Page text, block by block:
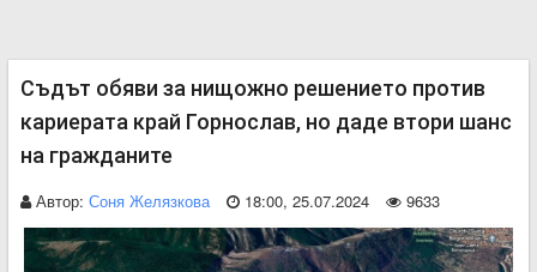
Съдът обяви за нищожно решението против
кариерата край Горнослав, но даде втори шанс
на гражданите
Автор: Соня Желязкова 18:00, 25.07.2024 9633